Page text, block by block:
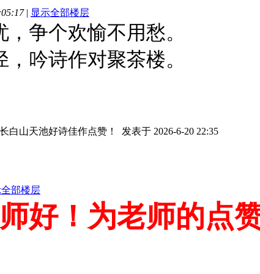
| 显示全部楼层
争个欢愉不用愁。
吟诗作对聚茶楼。
白山天池好诗佳作点赞！ 发表于 2026-6-20 22:35
全部楼层
好！为老师的点